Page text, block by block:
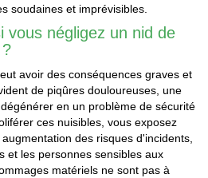
soudaines et imprévisibles.
vous négligez un nid de
avoir des conséquences graves et
de piqûres douloureuses, une
en un problème de sécurité
ces nuisibles, vous exposez
des risques d'incidents,
et les personnes sensibles aux
matériels ne sont pas à